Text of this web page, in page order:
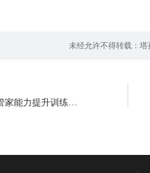
未经允许不得转载：塔
成长赋能 | 塔孜财税2026财税管家能力提升训练营成功举办！